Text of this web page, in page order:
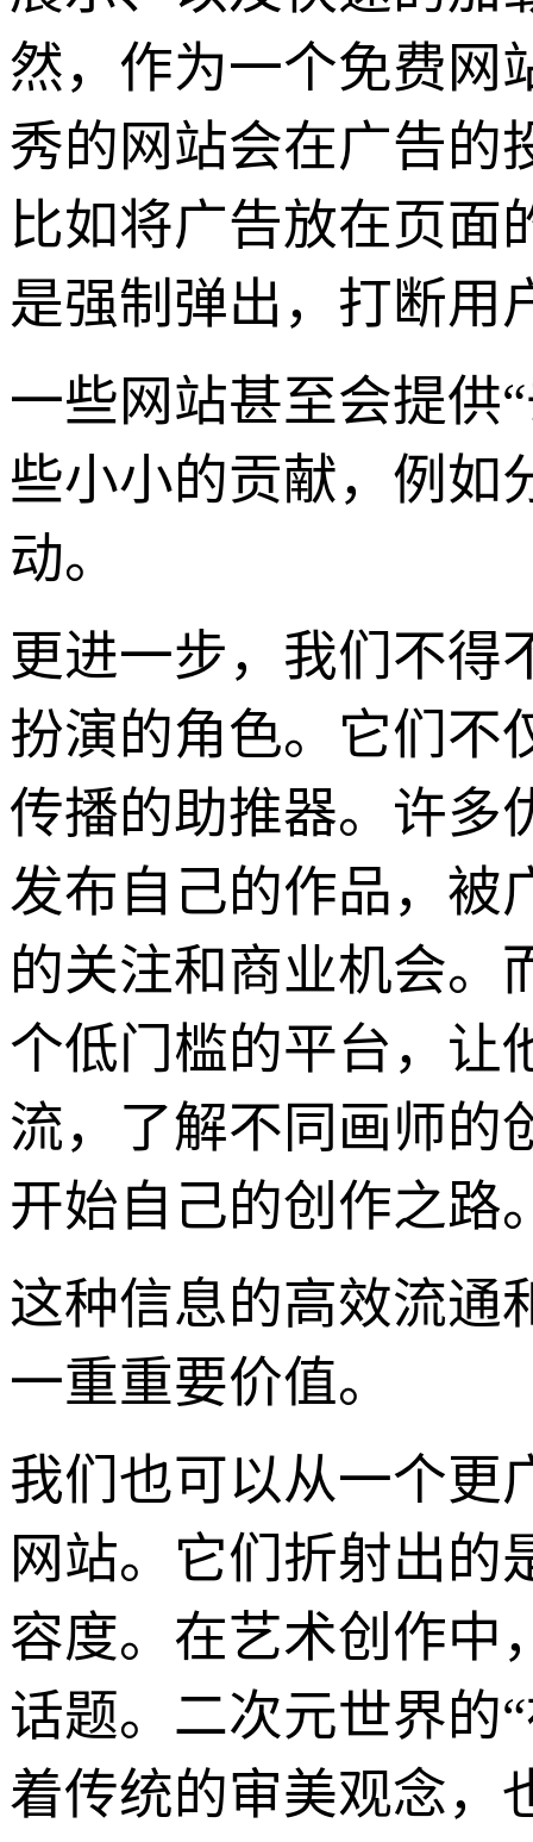
然，作为一个免费网
秀的网站会在广告的
比如将广告放在页面
是强制弹出，打断用
一些网站甚至会提供
些小小的贡献，例如
动。
更进一步，我们不得
扮演的角色。它们不
传播的助推器。许多
发布自己的作品，被
的关注和商业机会。
个低门槛的平台，让
流，了解不同画师的
开始自己的创作之路
这种信息的高效流通
一重重要价值。
我们也可以从一个更
网站。它们折射出的
容度。在艺术创作中
话题。二次元世界的
着传统的审美观念，